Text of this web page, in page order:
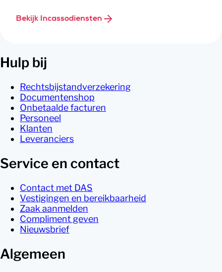
Bekijk Incassodiensten
Hulp bij
Rechtsbijstandverzekering
Documentenshop
Onbetaalde facturen
Personeel
Klanten
Leveranciers
Service en contact
Contact met DAS
Vestigingen en bereikbaarheid
Zaak aanmelden
Compliment geven
Nieuwsbrief
Algemeen